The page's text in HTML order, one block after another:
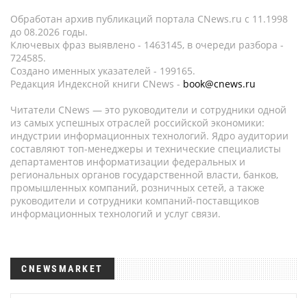
Обработан архив публикаций портала CNews.ru c 11.1998
до 08.2026 годы.
Ключевых фраз выявлено - 1463145, в очереди разбора -
724585.
Создано именных указателей - 199165.
Редакция Индексной книги CNews - book@cnews.ru
Читатели CNews — это руководители и сотрудники одной
из самых успешных отраслей российской экономики:
индустрии информационных технологий. Ядро аудитории
составляют топ-менеджеры и технические специалисты
департаментов информатизации федеральных и
региональных органов государственной власти, банков,
промышленных компаний, розничных сетей, а также
руководители и сотрудники компаний-поставщиков
информационных технологий и услуг связи.
CNEWSMARKET